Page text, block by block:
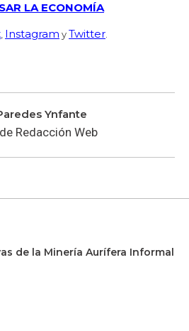
LA ECONOMÍA
Instagram yTwitter
Ynfante
Redacción Web
de la Minería Aurífera Informal